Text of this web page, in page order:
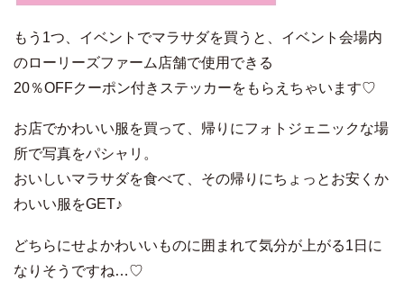
もう1つ、イベントでマラサダを買うと、イベント会場内
のローリーズファーム店舗で使用できる
20％OFFクーポン付きステッカーをもらえちゃいます♡
お店でかわいい服を買って、帰りにフォトジェニックな場
所で写真をパシャリ。
おいしいマラサダを食べて、その帰りにちょっとお安くか
わいい服をGET♪
どちらにせよかわいいものに囲まれて気分が上がる1日に
なりそうですね…♡